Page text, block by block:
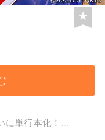
に単行本化！